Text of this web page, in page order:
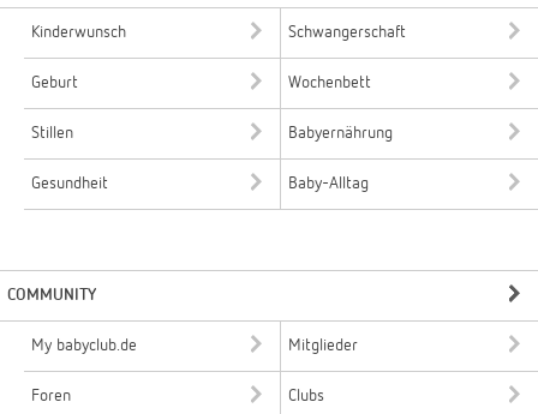
Kinderwunsch Schwangerschaft
Geburt Wochenbett
Stillen Babyernährung
Gesundheit Baby-Alltag
COMMUNITY
My babyclub.de Mitglieder
Foren Clubs